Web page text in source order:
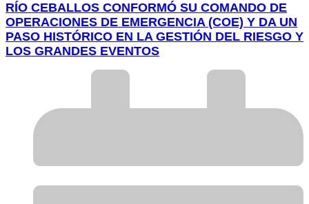
RÍO CEBALLOS CONFORMÓ SU COMANDO DE
OPERACIONES DE EMERGENCIA (COE) Y DA UN
PASO HISTÓRICO EN LA GESTIÓN DEL RIESGO Y
LOS GRANDES EVENTOS